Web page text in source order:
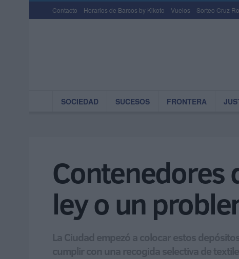
Contacto Horarios de Barcos by Kikoto Vuelos Sorteo Cruz
SOCIEDAD SUCESOS FRONTERA
Contenedores
ley o un
La Ciudad empezó a colocar estos
cumplir con una recogida selectiva de